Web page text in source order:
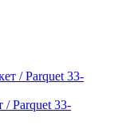
Parquet 33-